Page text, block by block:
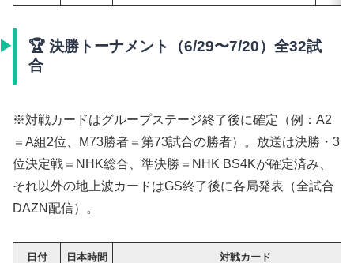
🏆 決勝トーナメント（6/29〜7/20）全32試
合
※対戦カードはグループステージ終了後に確定（例：A2
＝A組2位、M73勝者＝第73試合の勝者）。放送は決勝・3
位決定戦＝NHK総合、準決勝＝NHK BS4Kが確定済み、
それ以外の地上波カードはGS終了後に各局発表（全試合
DAZN配信）。
日付 日本時間 対戦カード